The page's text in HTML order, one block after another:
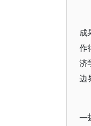
成
作
济
边
—